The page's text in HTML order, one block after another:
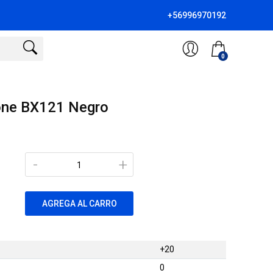
+56996970192
0
BX121 Negro
+
-
AGREGA AL CARRO
+20
0